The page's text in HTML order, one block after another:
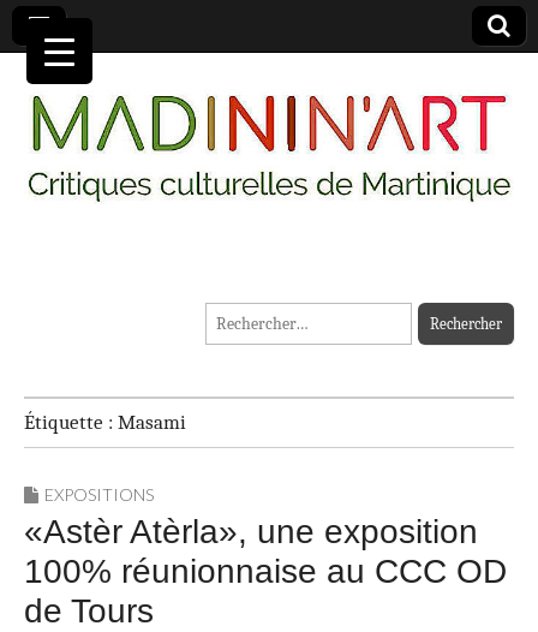
MADININ'ART
Rechercher :
Étiquette : Masami
EXPOSITIONS
«Astèr Atèrla», une exposition
100% réunionnaise au CCC OD
de Tours